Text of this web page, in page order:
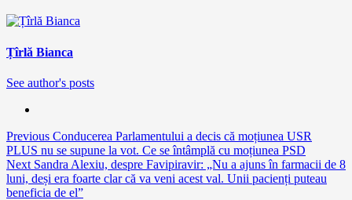
Țîrlă Bianca
See author's posts
Continue
Reading
Previous Conducerea Parlamentului a decis că moțiunea USR
PLUS nu se supune la vot. Ce se întâmplă cu moțiunea PSD
Next Sandra Alexiu, despre Favipiravir: „Nu a ajuns în farmacii de 8
luni, deși era foarte clar că va veni acest val. Unii pacienți puteau
beneficia de el”